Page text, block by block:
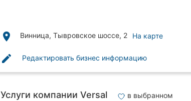
place Винница, Тывровское шоссе, 2 На карте
edit Редактировать бизнес информацию
Услуги компании Versal в выбранном